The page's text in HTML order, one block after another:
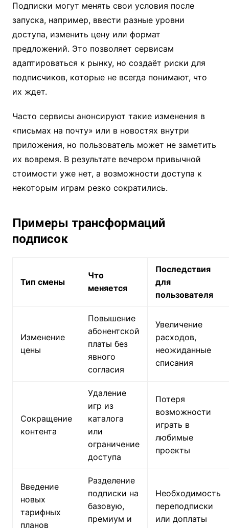
Подписки могут менять свои условия после
запуска, например, ввести разные уровни
доступа, изменить цену или формат
предложений. Это позволяет сервисам
адаптироваться к рынку, но создаёт риски для
подписчиков, которые не всегда понимают, что
их ждет.
Часто сервисы анонсируют такие изменения в
«письмах на почту» или в новостях внутри
приложения, но пользователь может не заметить
их вовремя. В результате вечером привычной
стоимости уже нет, а возможности доступа к
некоторым играм резко сократились.
Примеры трансформаций
подписок
Тип смены
Что
меняется
Последствия
для
пользователя
Изменение
цены
Повышение
абонентской
платы без
явного
согласия
Увеличение
расходов,
неожиданные
списания
Сокращение
контента
Удаление
игр из
каталога
или
ограничение
доступа
Потеря
возможности
играть в
любимые
проекты
Введение
новых
тарифных
планов
Разделение
подписки на
базовую,
премиум и
Необходимость
переподписки
или доплаты